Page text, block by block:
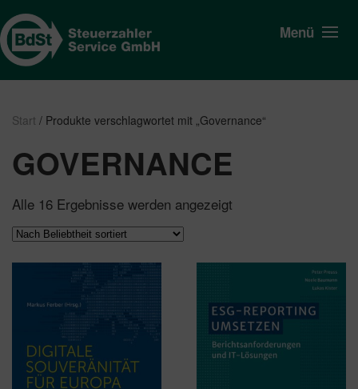
Menü
Start / Produkte verschlagwortet mit „Governance“
GOVERNANCE
Alle 16 Ergebnisse werden angezeigt